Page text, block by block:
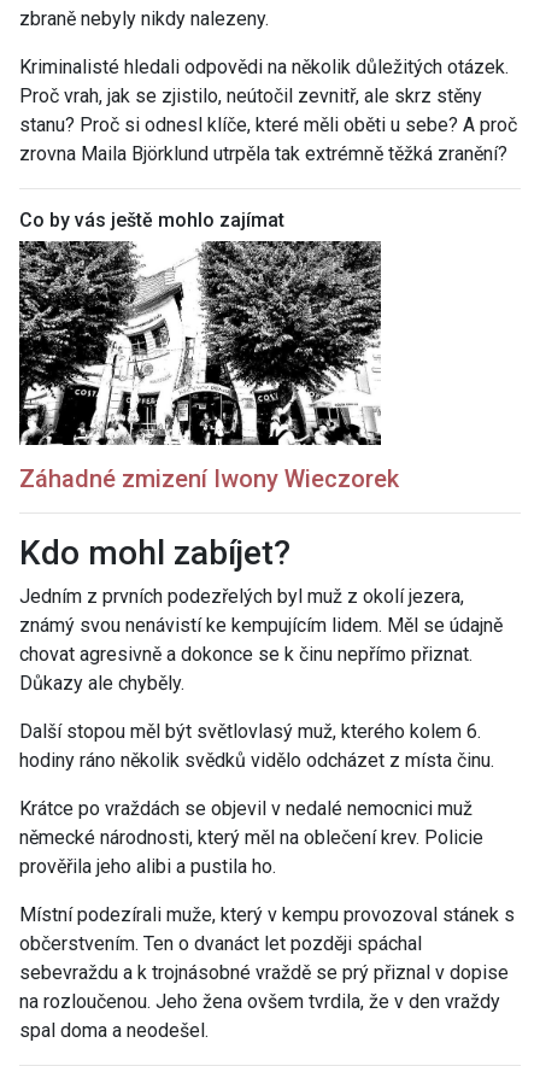
zbraně nebyly nikdy nalezeny.
Kriminalisté hledali odpovědi na několik důležitých otázek.
Proč vrah, jak se zjistilo, neútočil zevnitř, ale skrz stěny
stanu? Proč si odnesl klíče, které měli oběti u sebe? A proč
zrovna Maila Björklund utrpěla tak extrémně těžká zranění?
Co by vás ještě mohlo zajímat
Záhadné zmizení Iwony Wieczorek
Kdo mohl zabíjet?
Jedním z prvních podezřelých byl muž z okolí jezera,
známý svou nenávistí ke kempujícím lidem. Měl se údajně
chovat agresivně a dokonce se k činu nepřímo přiznat.
Důkazy ale chyběly.
Další stopou měl být světlovlasý muž, kterého kolem 6.
hodiny ráno několik svědků vidělo odcházet z místa činu.
Krátce po vraždách se objevil v nedalé nemocnici muž
německé národnosti, který měl na oblečení krev. Policie
prověřila jeho alibi a pustila ho.
Místní podezírali muže, který v kempu provozoval stánek s
občerstvením. Ten o dvanáct let později spáchal
sebevraždu a k trojnásobné vraždě se prý přiznal v dopise
na rozloučenou. Jeho žena ovšem tvrdila, že v den vraždy
spal doma a neodešel.